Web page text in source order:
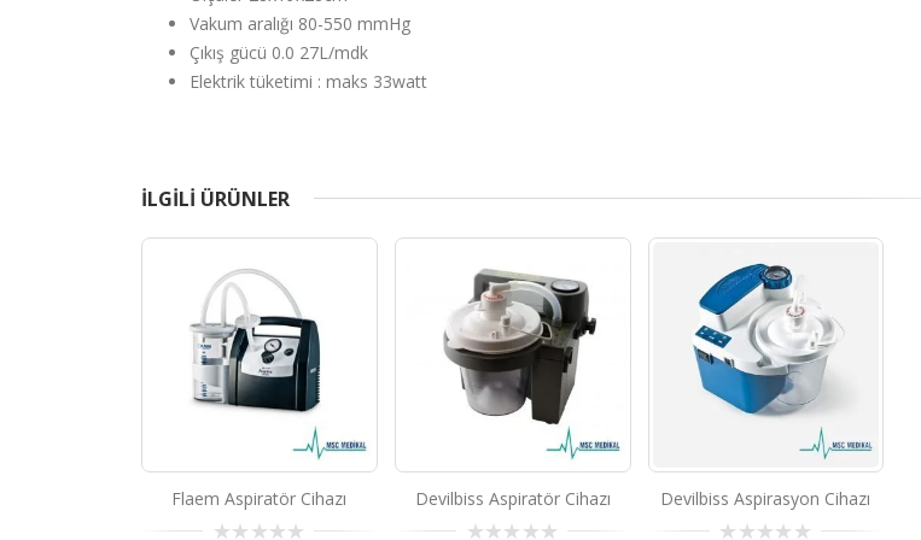
Vakum aralığı 80-550 mmHg
Çıkış gücü 0.0 27L/mdk
Elektrik tüketimi : maks 33watt
ILGILI ÜRÜNLER
Flaem Aspiratör Cihazı Devilbiss Aspiratör Cihazı Devilbiss Aspirasyon Cihazı